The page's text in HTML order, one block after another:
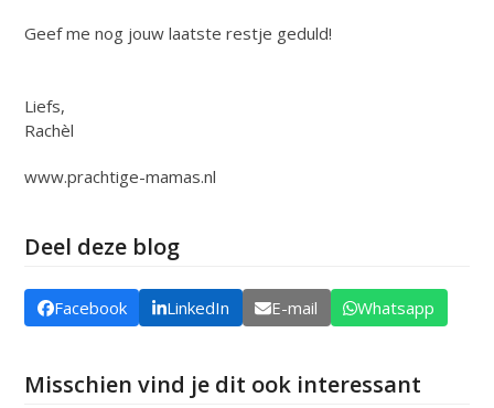
Geef me nog jouw laatste restje geduld!
Liefs,
Rachèl
www.prachtige-mamas.nl
Deel deze blog
Facebook LinkedIn E-mail Whatsapp
Misschien vind je dit ook interessant